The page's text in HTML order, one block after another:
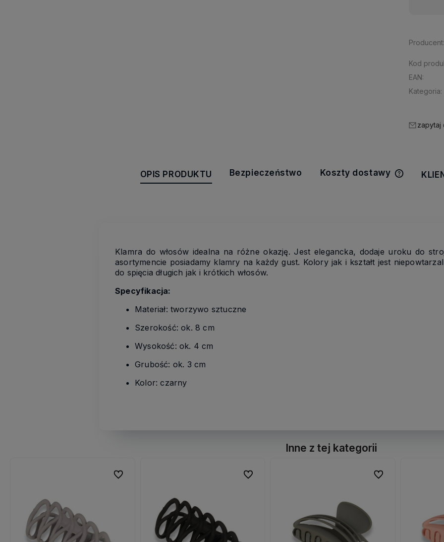
Producent:
Kod
EAN:
Kategoria:
zapytaj
OPIS PRODUKTU Bezpieczeństwo Koszty dostawy
Klamra do włosów idealna na różne okazję. Jest elegancka, dodaje uroku do
asortymencie posiadamy klamry na każdy gust. Kolory jak i kształt jest
do spięcia długich jak i krótkich włosów.
Specyfikacja:
Materiał: tworzywo sztuczne
Szerokość: ok. 8 cm
Wysokość: ok. 4 cm
Grubość: ok. 3 cm
Kolor: czarny
Inne z tej kategorii
Do ulubionych
Do ulubionych Do ulubionych
Do ulubionych Do ulubionych
Do ulubionych